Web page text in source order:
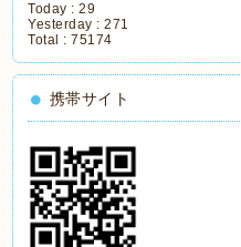
Today :29
Yesterday :271
Total :75174
携帯サイト